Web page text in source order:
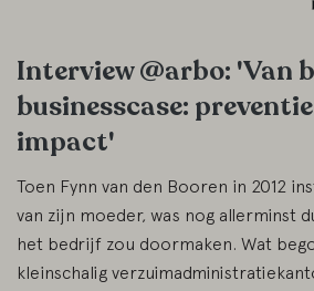
Interview @arbo: 'Van
businesscase:
impact'
Toen Fynn van den Booren in 2012
van zijn moeder, was nog allerminst
het bedrijf zou doormaken. Wat
kleinschalig